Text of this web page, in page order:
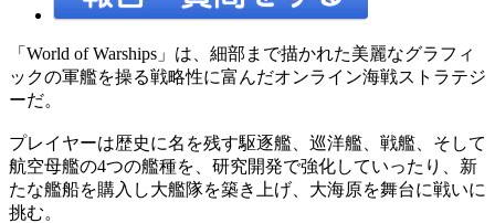
「World of Warships」は、細部まで描かれた美麗なグラフィ
ックの軍艦を操る戦略性に富んだオンライン海戦ストラテジ
ーだ。
プレイヤーは歴史に名を残す駆逐艦、巡洋艦、戦艦、そして
航空母艦の4つの艦種を、研究開発で強化していったり、新
たな艦船を購入し大艦隊を築き上げ、大海原を舞台に戦いに
挑む。